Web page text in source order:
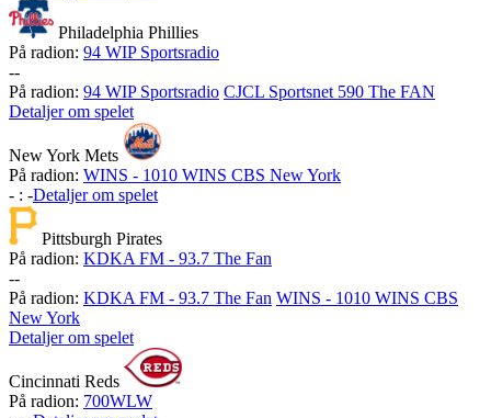
Philadelphia Phillies
På radion: 94 WIP Sportsradio
--
På radion: 94 WIP Sportsradio CJCL Sportsnet 590 The FAN
Detaljer om spelet
New York Mets
På radion: WINS - 1010 WINS CBS New York
- : -Detaljer om spelet
Pittsburgh Pirates
På radion: KDKA FM - 93.7 The Fan
--
På radion: KDKA FM - 93.7 The Fan WINS - 1010 WINS CBS
New York
Detaljer om spelet
Cincinnati Reds
På radion: 700WLW